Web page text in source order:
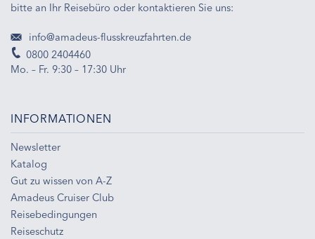
bitte an Ihr Reisebüro oder kontaktieren Sie uns:
info@amadeus-flusskreuzfahrten.de
0800 2404460
Mo. – Fr. 9:30 – 17:30 Uhr
INFORMATIONEN
Newsletter
Katalog
Gut zu wissen von A-Z
Amadeus Cruiser Club
Reisebedingungen
Reiseschutz